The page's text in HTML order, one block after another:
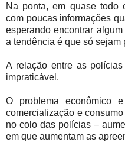
Na ponta, em quase todo
com poucas informações
esperando encontrar
a tendência é que só sejam
A relação entre as
impraticável.
O problema econômico
comercialização e
no colo das polícias –
em que aumentam as